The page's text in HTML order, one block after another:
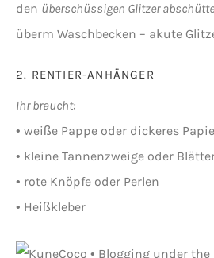
den überschüssigen Glitzer
überm Waschbecken – akute
2. RENTIER-ANHÄNGER
Ihr braucht:
• weiße Pappe oder dickeres
• kleine Tannenzweige oder
• rote Knöpfe oder Perlen
• Heißkleber